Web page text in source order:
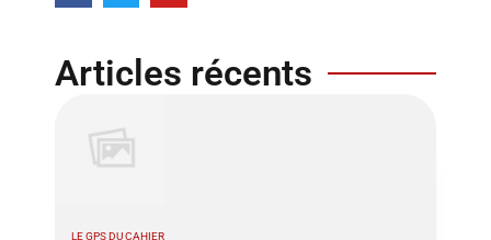
Articles récents
LE GPS DU CAHIER